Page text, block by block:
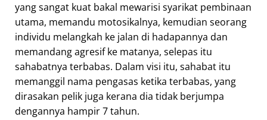
yang sangat kuat bakal mewarisi syarikat pembinaan
utama, memandu motosikalnya, kemudian seorang
individu melangkah ke jalan di hadapannya dan
memandang agresif ke matanya, selepas itu
sahabatnya terbabas. Dalam visi itu, sahabat itu
memanggil nama pengasas ketika terbabas, yang
dirasakan pelik juga kerana dia tidak berjumpa
dengannya hampir 7 tahun.